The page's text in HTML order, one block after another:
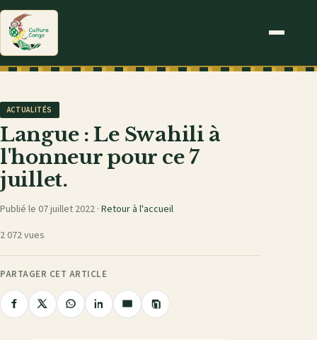
ACTUALITÉS
Langue : Le Swahili à
l'honneur pour ce 7
juillet.
Publié le 07 juillet 2022 · Retour à l'accueil
2 072 vues
PARTAGER CET ARTICLE
PartagerPartagerPartagerPartagerPartager
Copier
le